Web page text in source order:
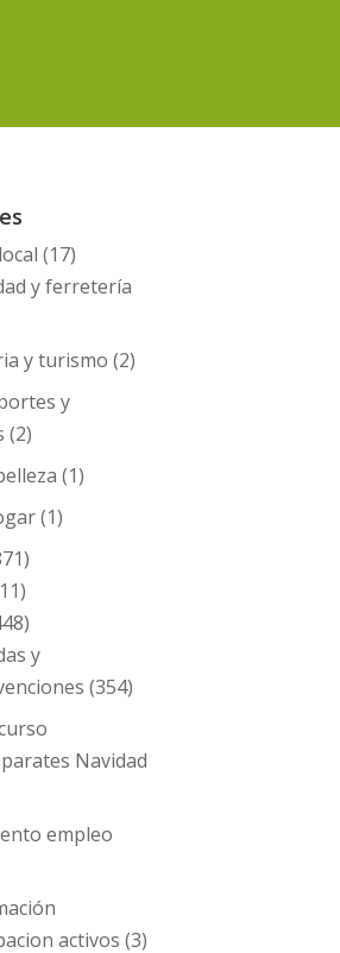
(17)
y ferretería
y turismo (2)
y
(2)
(1)
(1)
y
(354)
Navidad
empleo
activos (3)